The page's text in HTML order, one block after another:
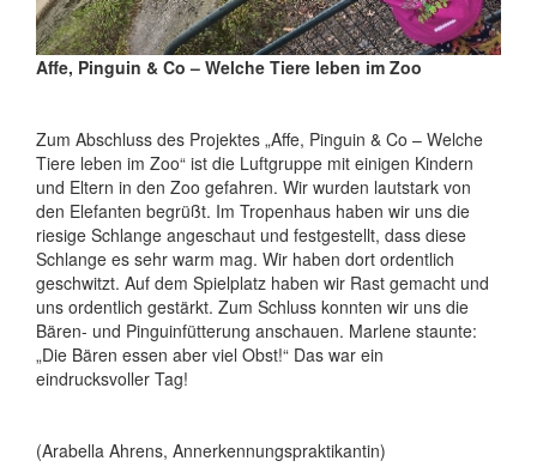
Affe, Pinguin & Co – Welche Tiere leben im Zoo
Zum Abschluss des Projektes „Affe, Pinguin & Co – Welche
Tiere leben im Zoo“ ist die Luftgruppe mit einigen Kindern
und Eltern in den Zoo gefahren. Wir wurden lautstark von
den Elefanten begrüßt. Im Tropenhaus haben wir uns die
riesige Schlange angeschaut und festgestellt, dass diese
Schlange es sehr warm mag. Wir haben dort ordentlich
geschwitzt. Auf dem Spielplatz haben wir Rast gemacht und
uns ordentlich gestärkt. Zum Schluss konnten wir uns die
Bären- und Pinguinfütterung anschauen. Marlene staunte:
„Die Bären essen aber viel Obst!“ Das war ein
eindrucksvoller Tag!
(Arabella Ahrens, Annerkennungspraktikantin)